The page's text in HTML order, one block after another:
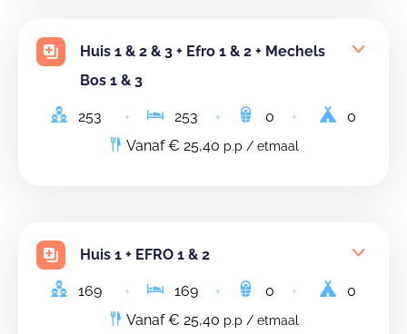
Huis 1 & 2 & 3 + Efro 1 & 2 + Mechels
Bos 1 & 3
253 253 0
0
Vanaf € 25,40 p.p / etmaal
Huis 1 + EFRO 1 & 2
169 169 0
0
Vanaf € 25,40 p.p / etmaal